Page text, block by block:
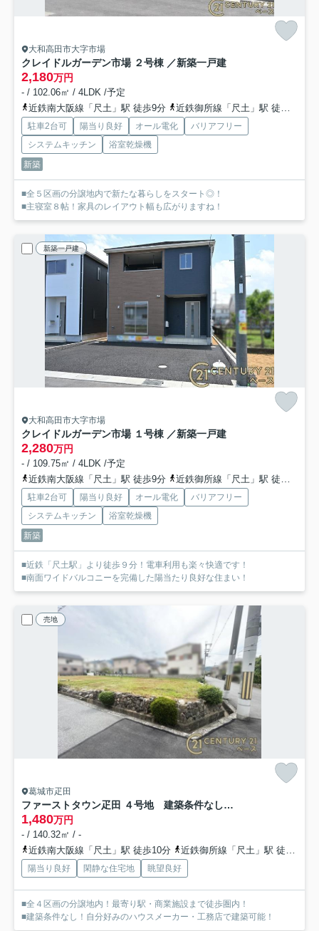
大和高田市大字市場
クレイドルガーデン市場 ２号棟 ／新築一戸建
2,180万円
- / 102.06㎡ / 4LDK /予定
近鉄南大阪線「尺土」駅 徒歩9分
近鉄御所線「尺土」駅 徒歩9分
駐車2台可 陽当り良好 オール電化
バリアフリー
システムキッチン
浴室乾燥機
新築
■全５区画の分譲地内で新たな暮らしをスタート◎！
■主寝室８帖！家具のレイアウト幅も広がりますね！
新築一戸建
大和高田市大字市場
クレイドルガーデン市場 １号棟 ／新築一戸建
2,280万円
- / 109.75㎡ / 4LDK /予定
近鉄南大阪線「尺土」駅 徒歩9分
近鉄御所線「尺土」駅 徒歩9分
駐車2台可 陽当り良好 オール電化
バリアフリー
システムキッチン
浴室乾燥機
新築
■近鉄「尺土駅」より徒歩９分！電車利用も楽々快適です！
■南面ワイドバルコニーを完備した陽当たり良好な住まい！
売地
葛城市疋田
ファーストタウン疋田 ４号地 建築条件なし土地
1,480万円
- / 140.32㎡ / -
近鉄南大阪線「尺土」駅 徒歩10分
近鉄御所線「尺土」駅 徒歩10分
陽当り良好 閑静な住宅地 眺望良好
■全４区画の分譲地内！最寄り駅・商業施設まで徒歩圏内！
■建築条件なし！自分好みのハウスメーカー・工務店で建築可能！